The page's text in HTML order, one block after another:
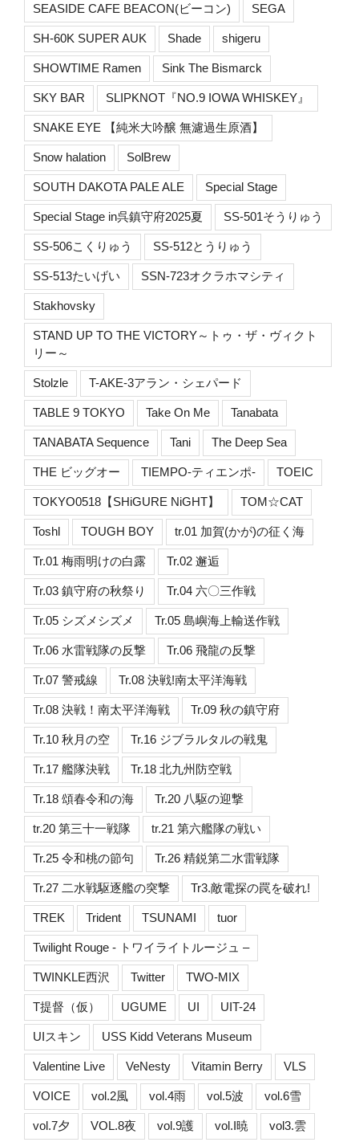
SEASIDE CAFE BEACON(ビーコン) SEGA
SH-60K SUPER AUK Shade shigeru
SHOWTIME Ramen Sink The Bismarck
SKY BAR SLIPKNOT『NO.9 IOWA WHISKEY』
SNAKE EYE 【純米大吟醸 無濾過生原酒】
Snow halation SolBrew
SOUTH DAKOTA PALE ALE Special Stage
Special Stage in呉鎮守府2025夏 SS-501そうりゅう
SS-506こくりゅう SS-512とうりゅう
SS-513たいげい SSN-723オクラホマシティ
Stakhovsky
STAND UP TO THE VICTORY～トゥ・ザ・ヴィクト
リー～
Stolzle T-AKE-3アラン・シェパード
TABLE 9 TOKYO Take On Me Tanabata
TANABATA Sequence Tani The Deep Sea
THE ビッグオー TIEMPO-ティエンポ- TOEIC
TOKYO0518【SHiGURE NiGHT】 TOM☆CAT
Toshl TOUGH BOY tr.01 加賀(かが)の征く海
Tr.01 梅雨明けの白露 Tr.02 邂逅
Tr.03 鎮守府の秋祭り Tr.04 六〇三作戦
Tr.05 シズメシズメ Tr.05 島嶼海上輸送作戦
Tr.06 水雷戦隊の反撃 Tr.06 飛龍の反撃
Tr.07 警戒線 Tr.08 決戦!南太平洋海戦
Tr.08 決戦！南太平洋海戦 Tr.09 秋の鎮守府
Tr.10 秋月の空 Tr.16 ジブラルタルの戦鬼
Tr.17 艦隊決戦 Tr.18 北九州防空戦
Tr.18 頌春令和の海 Tr.20 八駆の迎撃
tr.20 第三十一戦隊 tr.21 第六艦隊の戦い
Tr.25 令和桃の節句 Tr.26 精鋭第二水雷戦隊
Tr.27 二水戦駆逐艦の突撃 Tr3.敵電探の罠を破れ!
TREK Trident TSUNAMI tuor
Twilight Rouge - トワイライトルージュ –
TWINKLE西沢 Twitter TWO-MIX
T提督（仮） UGUME UI UIT-24
UIスキン USS Kidd Veterans Museum
Valentine Live VeNesty Vitamin Berry VLS
VOICE vol.2風 vol.4雨 vol.5波 vol.6雪
vol.7夕 VOL.8夜 vol.9護 vol.I暁 vol3.雲